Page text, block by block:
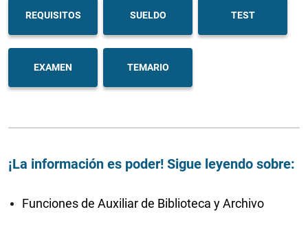
REQUISITOS SUELDO TEST
EXAMEN TEMARIO
¡La información es poder! Sigue leyendo sobre:
Funciones de Auxiliar de Biblioteca y Archivo